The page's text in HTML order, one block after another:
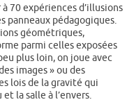
70 expériences d’illusions
panneaux pédagogiques.
géométriques,
parmi celles exposées
plus loin, on joue avec
images » ou des
lois de la gravité qui
la salle à l’envers.